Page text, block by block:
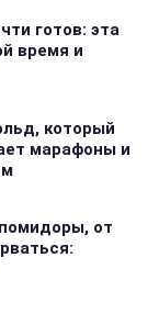
готов: эта
время и
который
марафоны и
от